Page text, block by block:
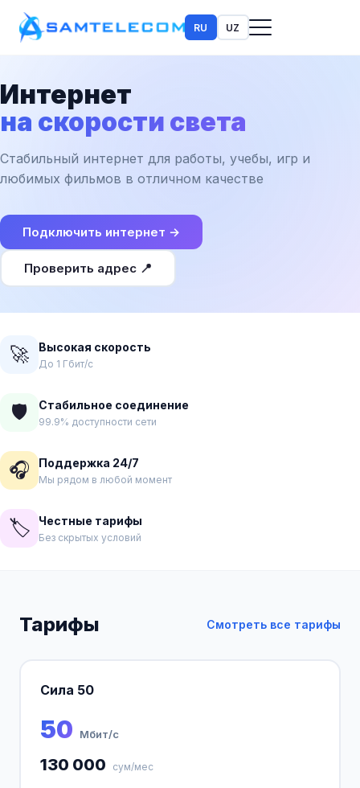
RU UZ
Интернет
на скорости света
Стабильный интернет для работы, учебы, игр и
любимых фильмов в отличном качестве
Подключить интернет →
Проверить адрес 📍
🚀 Высокая скорость
До 1 Гбит/с
🛡️ Стабильное соединение
99.9% доступности сети
🎧 Поддержка 24/7
Мы рядом в любой момент
🏷️ Честные тарифы
Без скрытых условий
Тарифы Смотреть все тарифы
Сила 50
50 Мбит/с
130 000 сум/мес